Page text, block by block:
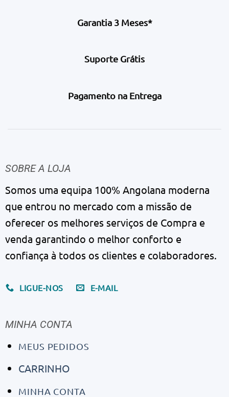
Garantia 3 Meses*
Suporte Grátis
Pagamento na Entrega
SOBRE A LOJA
Somos uma equipa 100% Angolana moderna
que entrou no mercado com a missão de
oferecer os melhores serviços de Compra e
venda garantindo o melhor conforto e
confiança à todos os clientes e colaboradores.
LIGUE-NOS E-MAIL
MINHA CONTA
MEUS PEDIDOS
CARRINHO
MINHA CONTA